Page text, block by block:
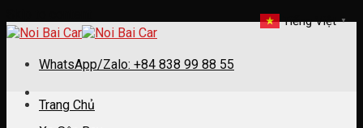
WhatsApp/Zalo: +84 838 99 88 55
Trang Chủ
Tiếng Việt ▼